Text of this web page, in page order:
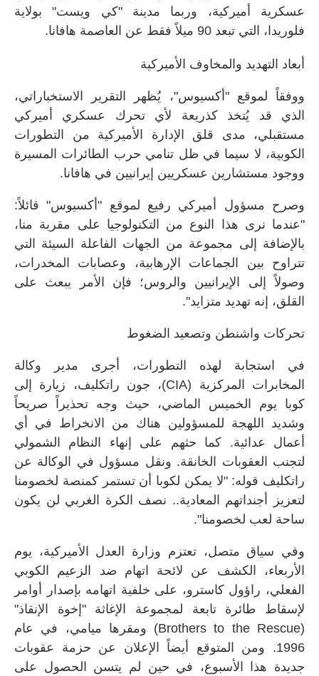
عسكرية أميركية، وربما مدينة "كي ويست" بولاية
فلوريدا، التي تبعد 90 ميلاً فقط عن العاصمة هافانا.
أبعاد التهديد والمخاوف الأميركية
ووفقاً لموقع "أكسيوس"، يُظهر التقرير الاستخباراتي،
الذي قد يُتخذ كذريعة لأي تحرك عسكري أميركي
مستقبلي، مدى قلق الإدارة الأميركية من التطورات
الكوبية، لا سيما في ظل تنامي حرب الطائرات المسيرة
ووجود مستشارين عسكريين إيرانيين في هافانا.
وصرح مسؤول أميركي رفيع لموقع "أكسيوس" قائلاً:
"عندما نرى هذا النوع من التكنولوجيا على مقربة منا،
بالإضافة إلى مجموعة من الجهات الفاعلة السيئة التي
تتراوح بين الجماعات الإرهابية، وعصابات المخدرات،
وصولاً إلى الإيرانيين والروس؛ فإن الأمر يبعث على
القلق، إنه تهديد متزايد".
تحركات واشنطن وتصعيد الضغوط
في استجابة لهذه التطورات، أجرى مدير وكالة
المخابرات المركزية (CIA)، جون راتكليف، زيارة إلى
كوبا يوم الخميس الماضي، حيث وجه تحذيراً صريحاً
وشديد اللهجة للمسؤولين هناك من الانخراط في أي
أعمال عدائية. كما حثهم على إنهاء النظام الشمولي
لتجنب العقوبات الخانقة. ونقل مسؤول في الوكالة عن
راتكليف قوله: "لا يمكن لكوبا أن تستمر كمنصة لخصومنا
لتعزيز أجنداتهم المعادية.. نصف الكرة الغربي لن يكون
ساحة لعب لخصومنا".
وفي سياق متصل، تعتزم وزارة العدل الأميركية، يوم
الأربعاء، الكشف عن لائحة اتهام ضد الزعيم الكوبي
الفعلي، راؤول كاسترو، على خلفية اتهامه بإصدار أوامر
لإسقاط طائرة تابعة لمجموعة الإغاثة "إخوة الإنقاذ"
(
Brothers to the Rescue) ومقرها ميامي، في عام
1996. ومن المتوقع أيضاً الإعلان عن حزمة عقوبات
جديدة هذا الأسبوع، في حين لم يتسن الحصول على